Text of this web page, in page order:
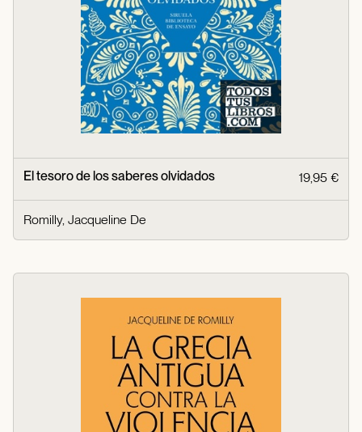
El tesoro de los saberes olvidados 19,95 €
Romilly, Jacqueline De